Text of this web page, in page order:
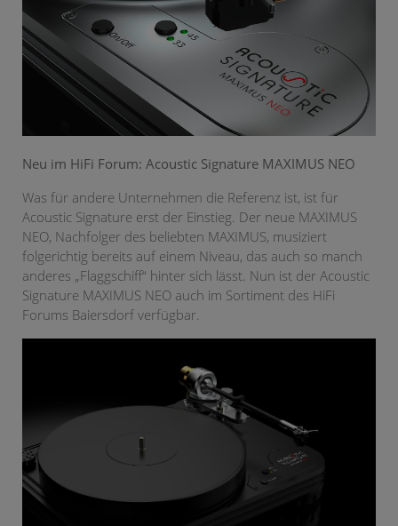
Neu im HiFi Forum: Acoustic Signature MAXIMUS NEO
Was für andere Unternehmen die Referenz ist, ist für
Acoustic Signature erst der Einstieg. Der neue MAXIMUS
NEO, Nachfolger des beliebten MAXIMUS, musiziert
folgerichtig bereits auf einem Niveau, das auch so manch
anderes „Flaggschiff“ hinter sich lässt. Nun ist der Acoustic
Signature MAXIMUS NEO auch im Sortiment des HiFi
Forums Baiersdorf verfügbar.